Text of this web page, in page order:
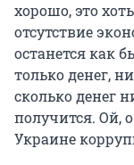
хорошо, это
отсутствие
останется как
только денег,
сколько денег
получится. Ой,
Украине